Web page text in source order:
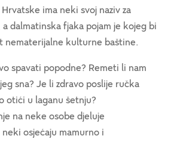
ima neki svoj naziv za
dalmatinska fjaka pojam je kojeg bi
nematerijalne kulturne baštine.
spavati popodne? Remeti li nam
sna? Je li zdravo poslije ručka
otići u laganu šetnju?
na neke osobe djeluje
osjećaju mamurno i